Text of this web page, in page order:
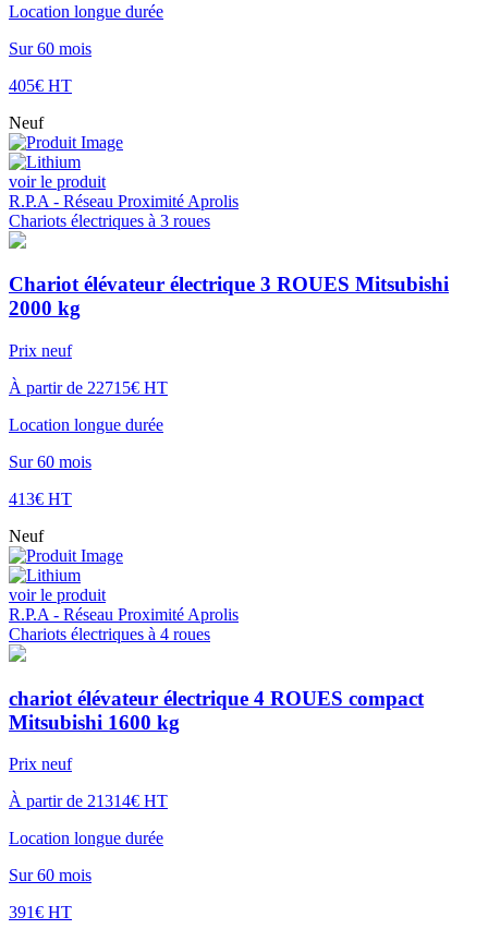
Location longue durée
Sur 60 mois
405€ HT
Neuf
voir le produit
R.P.A - Réseau Proximité Aprolis
Chariots électriques à 3 roues
Chariot élévateur électrique 3 ROUES Mitsubishi
2000 kg
Prix neuf
À partir de 22715€ HT
Location longue durée
Sur 60 mois
413€ HT
Neuf
voir le produit
R.P.A - Réseau Proximité Aprolis
Chariots électriques à 4 roues
chariot élévateur électrique 4 ROUES compact
Mitsubishi 1600 kg
Prix neuf
À partir de 21314€ HT
Location longue durée
Sur 60 mois
391€ HT